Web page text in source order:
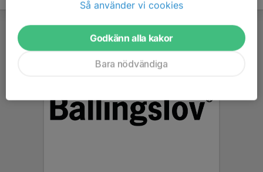
Så använder vi cookies
Godkänn alla kakor
Bara nödvändiga